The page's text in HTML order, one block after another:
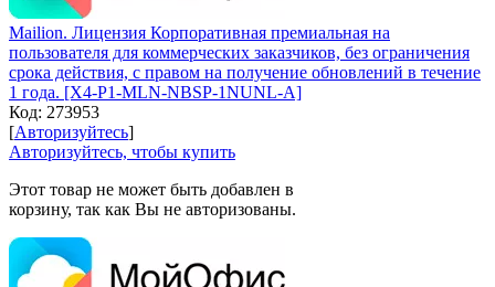
Mailion. Лицензия Корпоративная премиальная на
пользователя для коммерческих заказчиков, без ограничения
срока действия, с правом на получение обновлений в течение
1 года. [X4-P1-MLN-NBSP-1NUNL-A]
Код: 273953
[Авторизуйтесь]
Авторизуйтесь, чтобы купить
Этот товар не может быть добавлен в
корзину, так как Вы не авторизованы.